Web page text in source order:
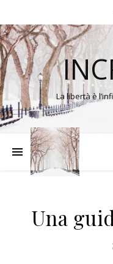
La libertà è
Una